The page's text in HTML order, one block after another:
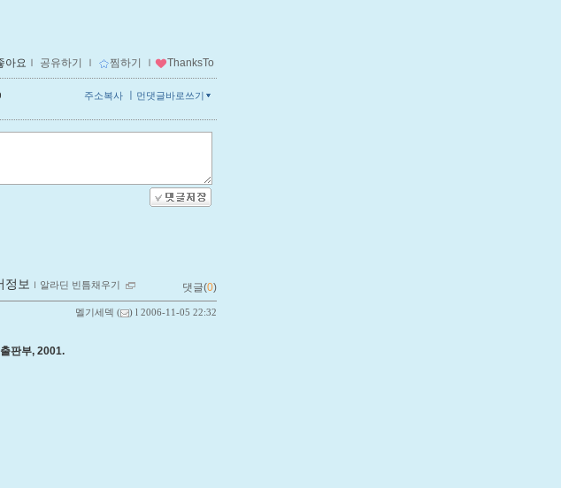
아요 ｌ 공유하기 ｌ 찜하기 ｌ ThanksTo
먼댓글바로쓰기
주소복사
정보 ｌ 알라딘 빈틈채우기 댓글(0)
멜기세덱 ( ) l 2006-11-05 22:32
판부, 2001.